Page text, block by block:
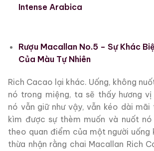
Intense Arabica
Rượu Macallan No.5 – Sự Khác
Của Màu Tự Nhiên
Rich Cacao lại khác. Uống, không
nó trong miệng, ta sẽ thấy hương
nó vẫn giữ như vậy, vẫn kéo dài
kìm được sự thèm muốn và nuốt
theo quan điểm của một người uống
thừa nhận rằng chai Macallan Rich